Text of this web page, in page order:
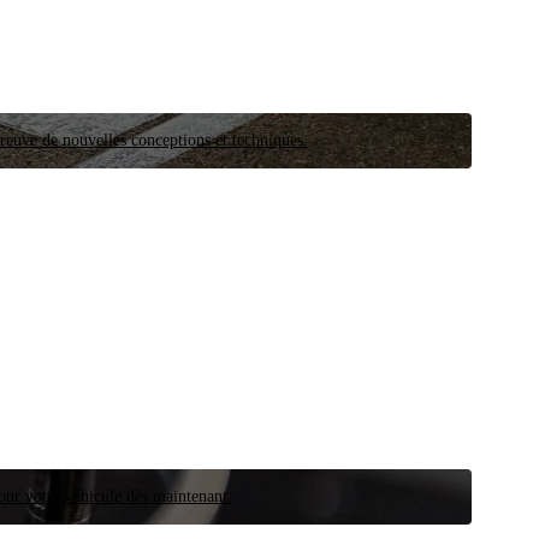
de nouvelles conceptions et techniques.
votre véhicule dès maintenant.